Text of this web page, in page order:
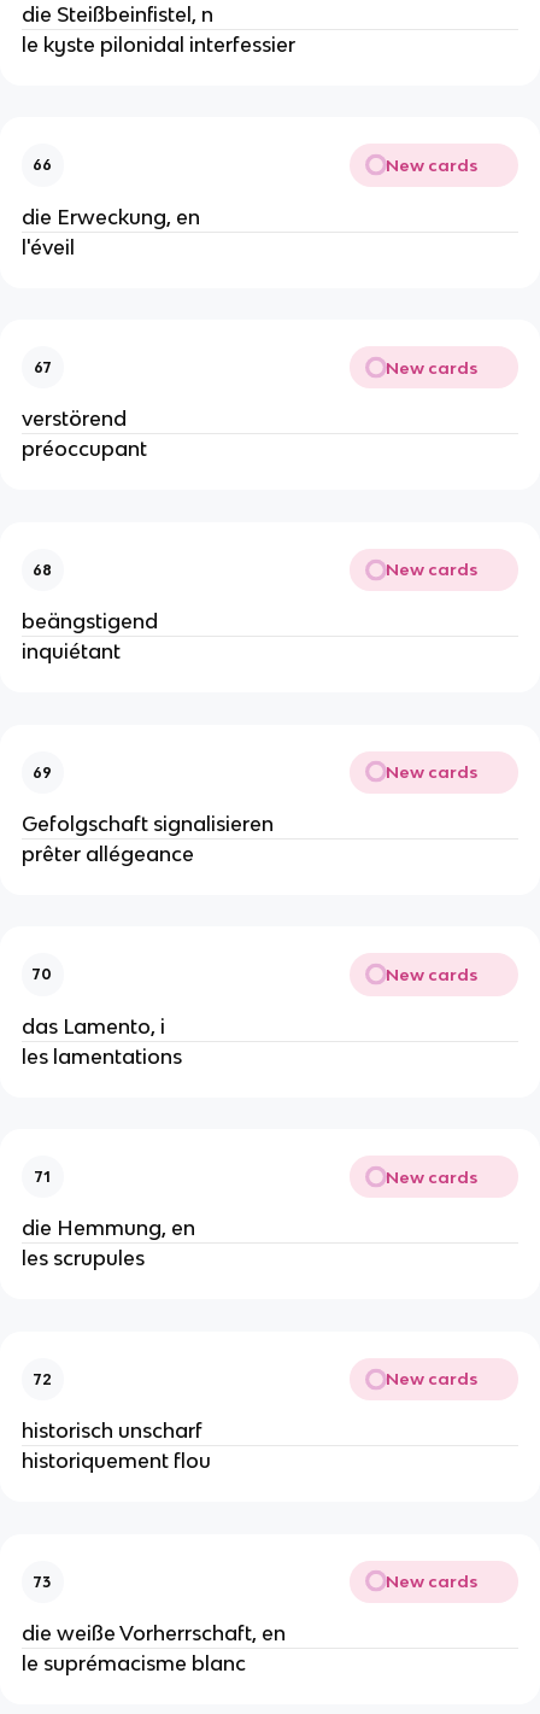
die Steißbeinfistel, n
le kyste pilonidal interfessier
66 New cards
die Erweckung, en
l'éveil
67 New cards
verstörend
préoccupant
68 New cards
beängstigend
inquiétant
69 New cards
Gefolgschaft signalisieren
prêter allégeance
70 New cards
das Lamento, i
les lamentations
71 New cards
die Hemmung, en
les scrupules
72 New cards
historisch unscharf
historiquement flou
73 New cards
die weiße Vorherrschaft, en
le suprémacisme blanc